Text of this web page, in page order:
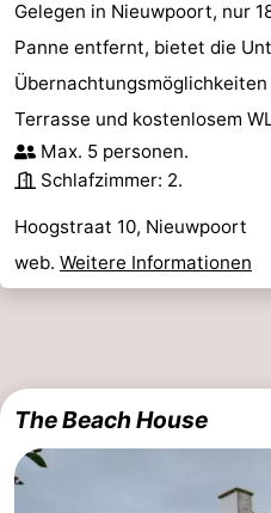
Gelegen in Nieuwpoort, nur
Panne entfernt, bietet die
Terrasse und kostenlosem
Max. 5 personen.
Schlafzimmer: 2.
Hoogstraat 10, Nieuwpoort
web. Weitere Informationen
The Beach House